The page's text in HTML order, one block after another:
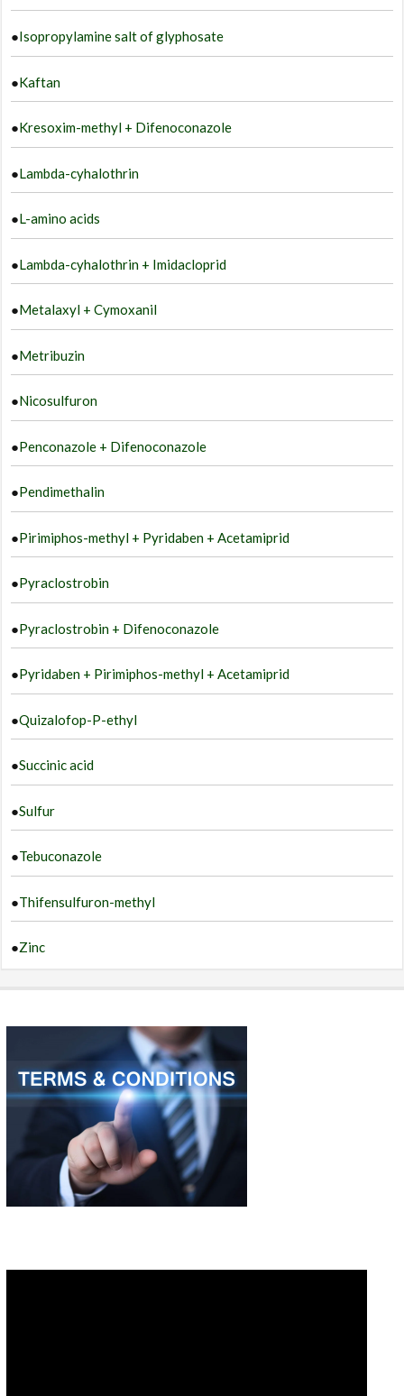
●Isopropylamine salt of glyphosate
●Kaftan
●Kresoxim-methyl + Difenoconazole
●Lambda-cyhalothrin
●L-amino acids
●Lambda-cyhalothrin + Imidacloprid
●Metalaxyl + Cymoxanil
●Metribuzin
●Nicosulfuron
●Penconazole + Difenoconazole
●Pendimethalin
●Pirimiphos-methyl + Pyridaben + Acetamiprid
●Pyraclostrobin
●Pyraclostrobin + Difenoconazole
●Pyridaben + Pirimiphos-methyl + Acetamiprid
●Quizalofop-P-ethyl
●Succinic acid
●Sulfur
●Tebuconazole
●Thifensulfuron-methyl
●Zinc